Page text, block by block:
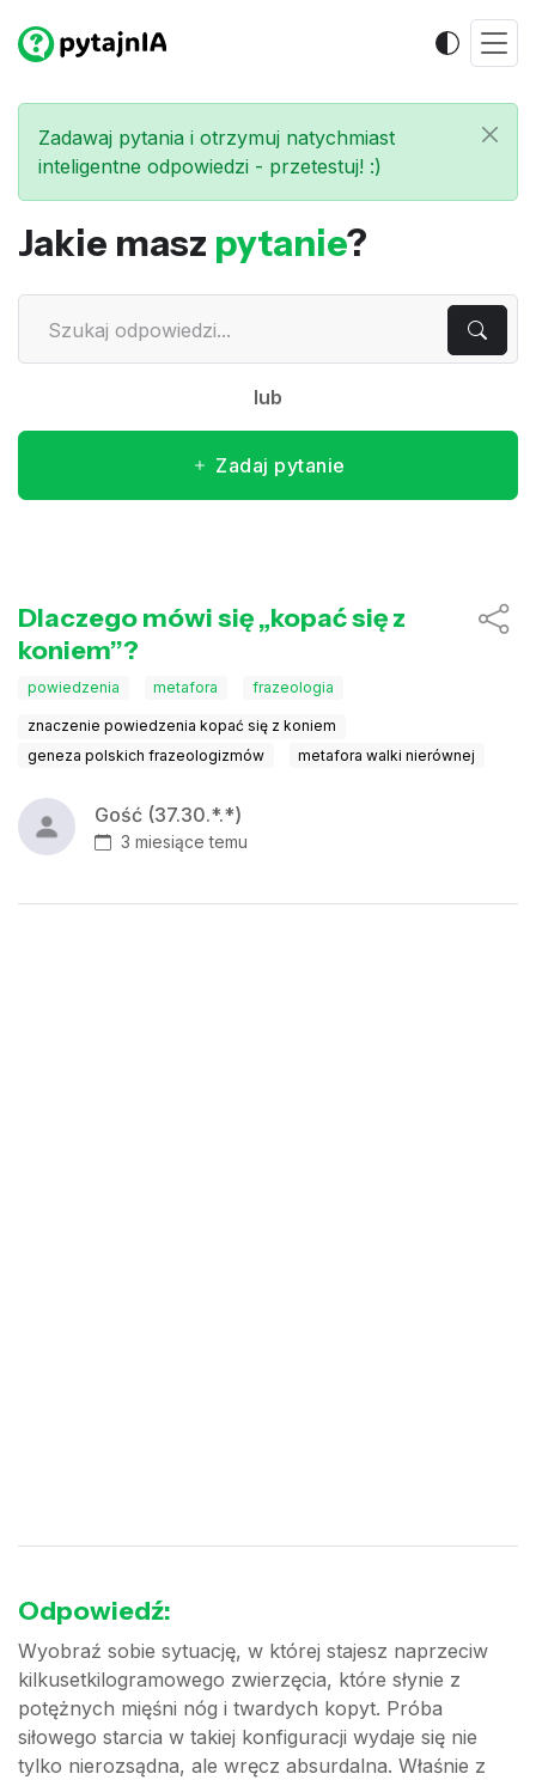
Zadawaj pytania i otrzymuj natychmiast
inteligentne odpowiedzi - przetestuj! :)
Jakie masz pytanie?
lub
Zadaj pytanie
Dlaczego mówi się „kopać się z
koniem”?
powiedzenia metafora frazeologia
znaczenie powiedzenia kopać się z koniem
geneza polskich frazeologizmów
metafora walki nierównej
Gość (37.30.*.*)
3 miesiące temu
Odpowiedź:
Wyobraź sobie sytuację, w której stajesz naprzeciw
kilkusetkilogramowego zwierzęcia, które słynie z
potężnych mięśni nóg i twardych kopyt. Próba
siłowego starcia w takiej konfiguracji wydaje się nie
tylko nierozsądna, ale wręcz absurdalna. Właśnie z